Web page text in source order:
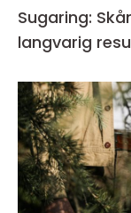
Sugaring:
langvarig